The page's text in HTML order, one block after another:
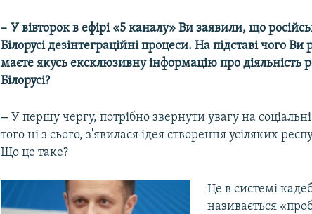
– У вівторок в ефірі «5 каналу» Ви заявили, що
Білорусі дезінтеграційні процеси. На підставі чого
маєте якусь ексклюзивну інформацію про діяльність
Білорусі?
–У першу чергу, потрібно звернути увагу на
того ні з сього, з'явилася ідея створення усіляких
Що це таке?
Це в системі
називається